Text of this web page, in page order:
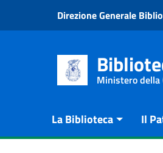
Vai al contenuto
Go to the navigation menu
Direzione Generale
Ministero della
La Biblioteca Il